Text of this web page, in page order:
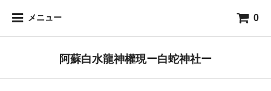
メニュー 0
阿蘇白水龍神權現ー白蛇神社ー